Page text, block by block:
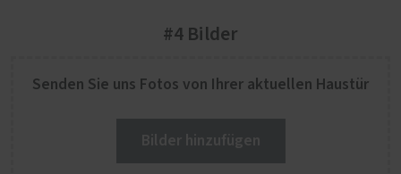
#4 Bilder
Senden Sie uns Fotos von Ihrer aktuellen Haustür